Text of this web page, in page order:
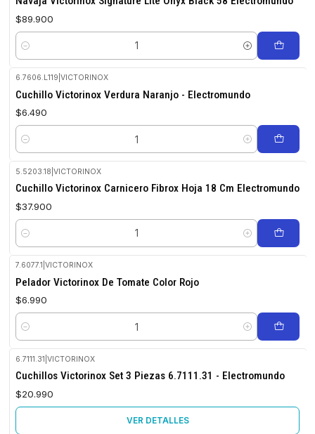
$89.900
Cantidad
6.7606.L119 VICTORINOX
Cuchillo Victorinox Verdura Naranjo - Electromundo
$6.490
Cantidad
5.5203.18 VICTORINOX
Cuchillo Victorinox Carnicero Fibrox Hoja 18 Cm Electromundo
$37.900
Cantidad
7.6077.1 VICTORINOX
Pelador Victorinox De Tomate Color Rojo
$6.990
Cantidad
No disponible
6.7111.31 VICTORINOX
Cuchillos Victorinox Set 3 Piezas 6.7111.31 - Electromundo
$20.990
VER DETALLES